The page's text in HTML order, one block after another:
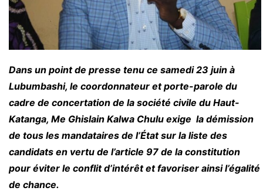
Dans un point de presse tenu ce samedi 23 juin à
Lubumbashi, le coordonnateur et porte-parole du
cadre de concertation de la société civile du Haut-
Katanga, Me Ghislain Kalwa Chulu exige la démission
de tous les mandataires de l’État sur la liste des
candidats en vertu de l’article 97 de la constitution
pour éviter le conflit d’intérêt et favoriser ainsi l’égalité
de chance.